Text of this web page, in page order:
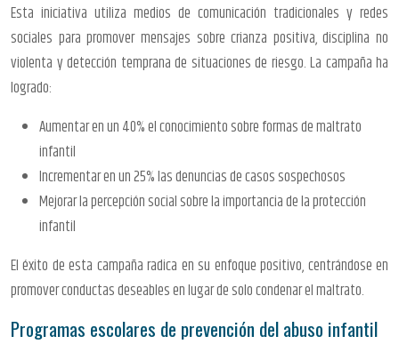
Esta iniciativa utiliza medios de comunicación tradicionales y redes
sociales para promover mensajes sobre crianza positiva, disciplina no
violenta y detección temprana de situaciones de riesgo. La campaña ha
logrado:
Aumentar en un 40% el conocimiento sobre formas de maltrato
infantil
Incrementar en un 25% las denuncias de casos sospechosos
Mejorar la percepción social sobre la importancia de la protección
infantil
El éxito de esta campaña radica en su enfoque positivo, centrándose en
promover conductas deseables en lugar de solo condenar el maltrato.
Programas escolares de prevención del abuso infantil